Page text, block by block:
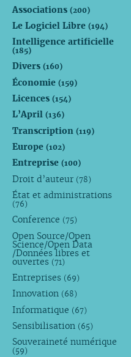
Associations (200)
Le Logiciel Libre (194)
Intelligence artificielle
(185)
Divers (160)
Économie (159)
Licences (154)
L’April (136)
Transcription (119)
Europe (102)
Entreprise (100)
Droit d’auteur (78)
État et administrations
(76)
Conference (75)
Open Source/Open
Science/Open Data
/Données libres et
ouvertes (71)
Entreprises (69)
Innovation (68)
Informatique (67)
Sensibilisation (65)
Souveraineté numérique
(59)